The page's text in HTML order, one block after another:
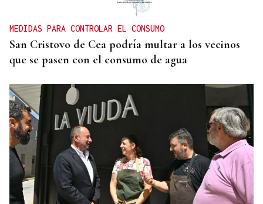
MEDIDAS PARA CONTROLAR EL CONSUMO
San Cristovo de Cea podría multar a los vecinos
que se pasen con el consumo de agua